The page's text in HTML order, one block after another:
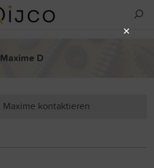
Maxime D
Maxime kontaktieren
×